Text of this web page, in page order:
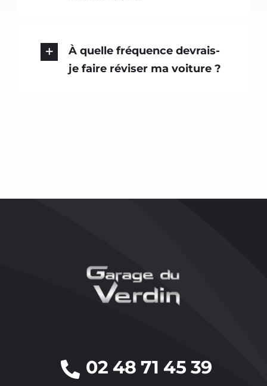
À quelle fréquence devrais-
je faire réviser ma voiture ?
02 48 71 45 39